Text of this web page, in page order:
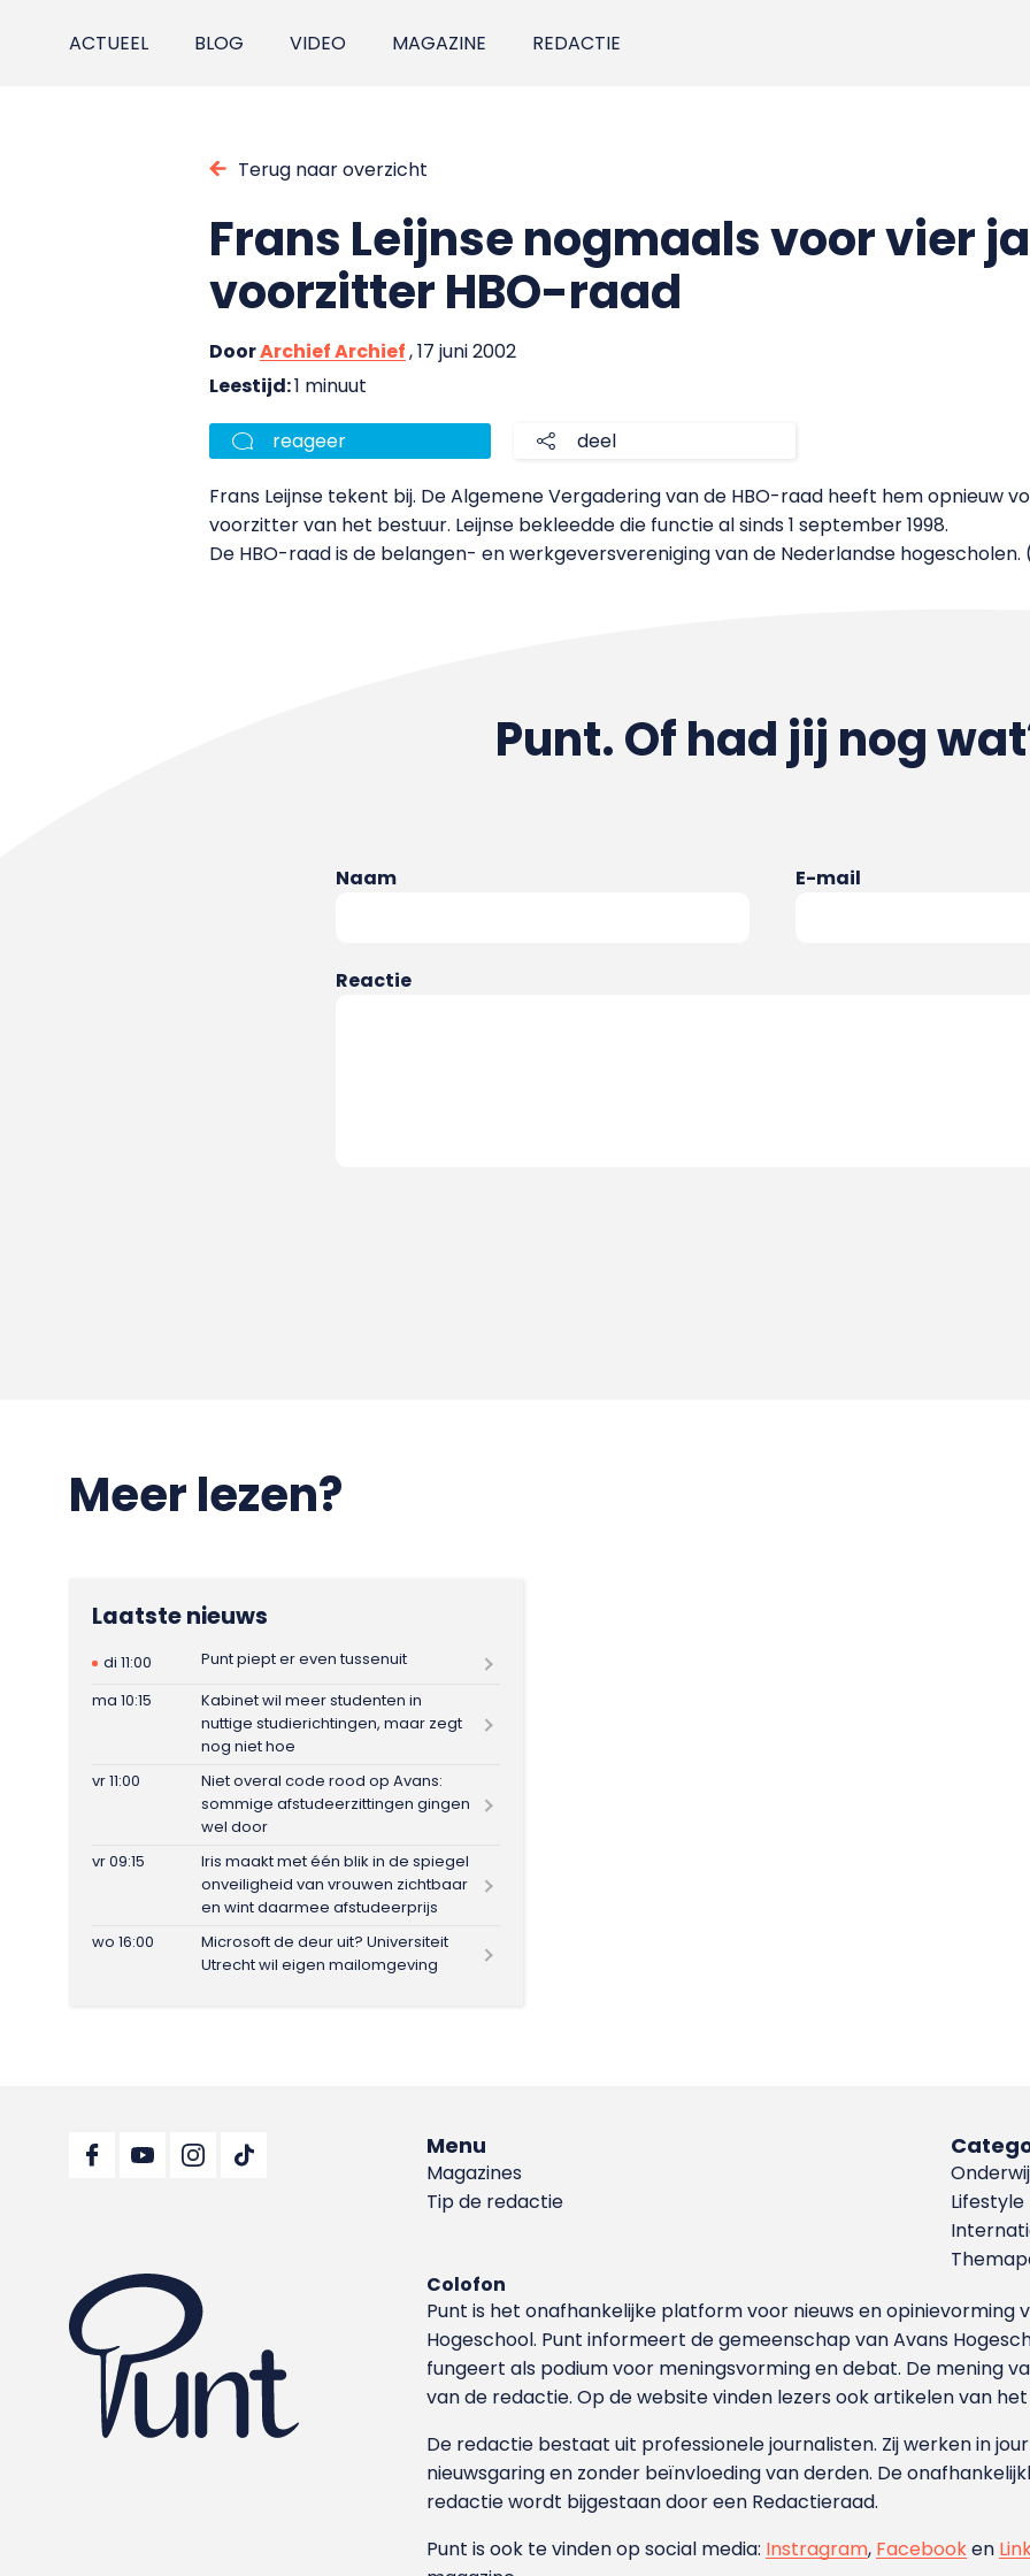
ACTUEEL BLOG VIDEO MAGAZINE REDACTIE
Terug naar overzicht
Frans Leijnse nogmaals voor vier
voorzitter HBO-raad
DoorArchief Archief, 17 juni 2002
Leestijd:1 minuut
reageer deel
Frans Leijnse tekent bij. De Algemene Vergadering van de HBO-raad heeft hem opnieuw
voorzitter van het bestuur. Leijnse bekleedde die functie al sinds 1 september 1998.
De HBO-raad is de belangen- en werkgeversvereniging van de Nederlandse hogescholen.
Punt. Of had jij nog
Naam E-mail
Reactie
Meer lezen?
Laatste nieuws
di 11:00
Punt piept er even tussenuit
ma 10:15
Kabinet wil meer studenten in
nuttige studierichtingen, maar zegt
nog niet hoe
vr 11:00
Niet overal code rood op Avans:
sommige afstudeerzittingen gingen
wel door
vr 09:15
Iris maakt met één blik in de spiegel
onveiligheid van vrouwen zichtbaar
en wint daarmee afstudeerprijs
wo 16:00
Microsoft de deur uit? Universiteit
Utrecht wil eigen mailomgeving
Menu
Magazines
Tip de redactie
Lifestyle
Colofon
Punt is het onafhankelijke platform voor nieuws en opinievorming
Hoge­school. Punt informeert de gemeenschap van Avans
fungeert als podium voor meningsvorming en debat. De mening
van de redactie. Op de website vinden lezers ook artikelen van het
De redactie bestaat uit professionele journalisten. Zij werken in
nieuwsgaring en zonder beïnvloeding van derden. De
redactie wordt bijgestaan door een Redactieraad.
Punt is ook te vinden op social media: Instragram, Facebooken